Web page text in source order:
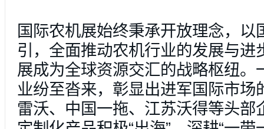
国际农机展始终秉承开放理念，以
引，全面推动农机行业的发展与进
展成为全球资源交汇的战略枢纽。
业纷至沓来，彰显出进军国际市场
雷沃、中国一拖、江苏沃得等头部